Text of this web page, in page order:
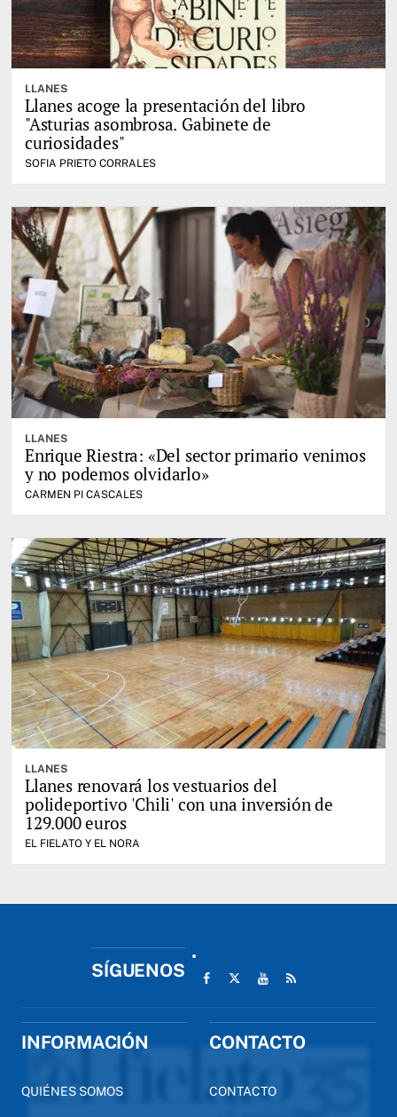
LLANES
Llanes acoge la presentación del libro
"Asturias asombrosa. Gabinete de
curiosidades"
SOFIA PRIETO CORRALES
LLANES
Enrique Riestra: «Del sector primario venimos
y no podemos olvidarlo»
CARMEN PI CASCALES
LLANES
Llanes renovará los vestuarios del
polideportivo 'Chili' con una inversión de
129.000 euros
EL FIELATO Y EL NORA
SÍGUENOS
INFORMACIÓN
QUIÉNES SOMOS
CONTACTO
CONTACTO